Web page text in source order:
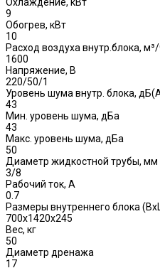
9
Обогрев, кВт
10
Расход воздуха внутр.блока,
1600
Напряжение, В
220/50/1
Уровень шума внутр. блока,
43
Мин. уровень шума, дБа
43
Макс. уровень шума, дБа
50
Диаметр жидкостной трубы,
3/8
Рабочий ток, А
0.7
Размеры внутреннего блока
700x1420х245
Вес, кг
50
Диаметр дренажа
17